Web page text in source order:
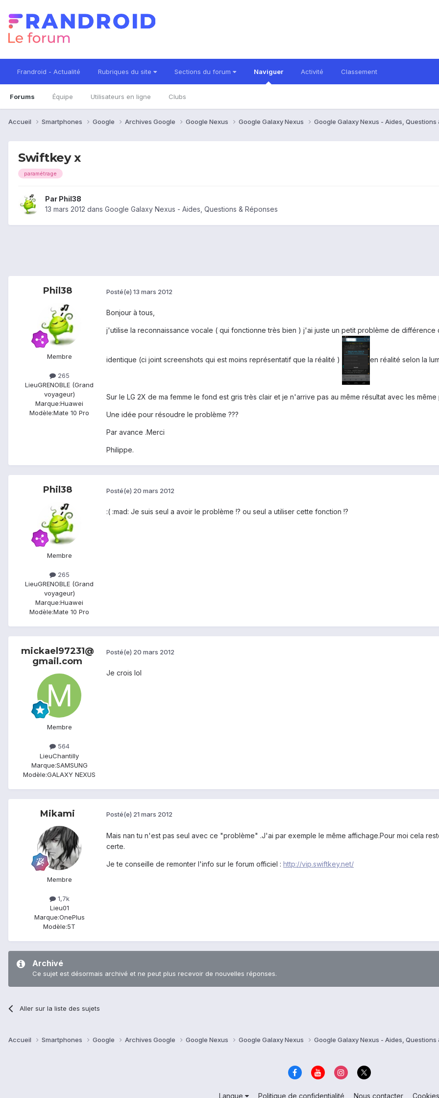
Frandroid - Actualité Rubriques du site Sections du forum Naviguer
Forums Équipe Utilisateurs en ligne Clubs
Activité Classement
Accueil Smartphones Google Archives Google Google Nexus Google Galaxy Nexus Google Galaxy Nexus - Aides, Questions
Swiftkey x
paramétrage
Par Phil38
13 mars 2012 dans Google Galaxy Nexus - Aides, Questions & Réponses
Phil38
Membre
265
LieuGRENOBLE (Grand
voyageur)
Marque:Huawei
Modèle:Mate 10 Pro
Posté(e) 13 mars 2012
Bonjour à tous,
j'utilise la reconnaissance vocale ( qui fonctionne très bien ) j'ai juste un petit problème de
identique (ci joint screenshots qui est moins représentatif que la réalité ) en réalité selon la
Sur le LG 2X de ma femme le fond est gris très clair et je n'arrive pas au même résultat avec les même
Une idée pour résoudre le problème ???
Par avance .Merci
Philippe.
Phil38
Membre
265
LieuGRENOBLE (Grand
voyageur)
Marque:Huawei
Modèle:Mate 10 Pro
Posté(e) 20 mars 2012
:( :mad: Je suis seul a avoir le problème !? ou seul a utiliser cette fonction !?
mickael97231@
gmail.com
Membre
564
LieuChantilly
Marque:SAMSUNG
Modèle:GALAXY NEXUS
Posté(e) 20 mars 2012
Je crois lol
Mikami
Membre
1,7k
Lieu01
Marque:OnePlus
Modèle:5T
Posté(e) 21 mars 2012
Mais nan tu n'est pas seul avec ce "problème" .J'ai par exemple le même affichage.Pour moi cela
certe.
Je te conseille de remonter l'info sur le forum officiel : http://vip.swiftkey.net/
Archivé
Ce sujet est désormais archivé et ne peut plus recevoir de nouvelles réponses.
Aller sur la liste des sujets
Accueil Smartphones Google Archives Google Google Nexus Google Galaxy Nexus Google Galaxy Nexus - Aides, Questions
Langue Politique de confidentialité Nous contacter Cookies